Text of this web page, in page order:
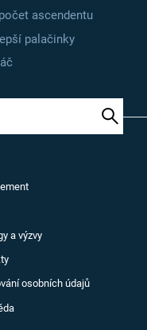
ascendentu
palačinky
a výzvy
osobních údajů